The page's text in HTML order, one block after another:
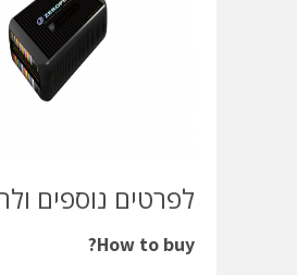
לפרטים נוספים
How to buy?